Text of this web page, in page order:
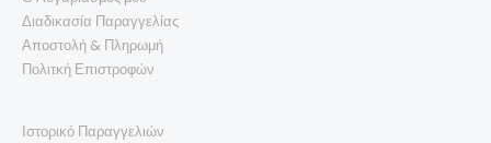
Διαδικασία Παραγγελίας
Αποστολή & Πληρωμή
Πολιτκή Επιστροφών
Ιστορικό Παραγγελιών